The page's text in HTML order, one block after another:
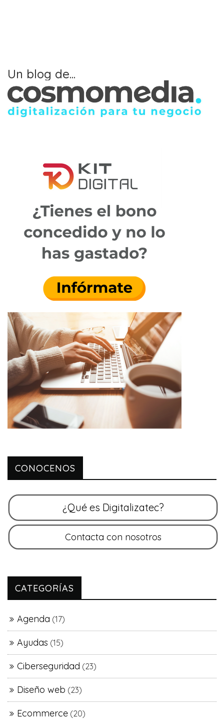
Un blog de...
CONOCENOS
CATEGORÍAS
Agenda (17)
Ayudas (15)
Ciberseguridad (23)
Diseño web (23)
Ecommerce (20)